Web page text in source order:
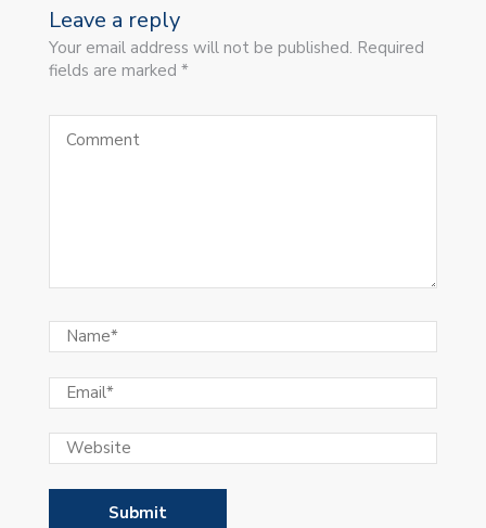
Leave a reply
Your email address will not be published. Required
fields are marked *